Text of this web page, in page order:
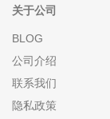
关于公司
BLOG
公司介绍
联系我们
隐私政策